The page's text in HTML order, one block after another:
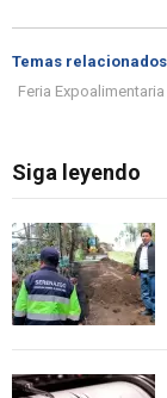
Temas relacionados
Feria Expoalimentaria
Siga leyendo